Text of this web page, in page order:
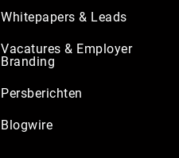
Whitepapers & Leads
Vacatures & Employer
Branding
Persberichten
Blogwire